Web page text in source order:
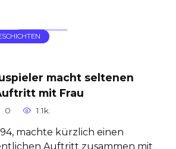
macht seltenen
mit Frau
0 1.1k.
machte kürzlich einen
Auftritt zusammen mit